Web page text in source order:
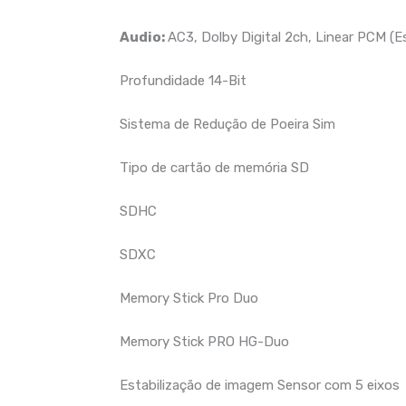
Audio:AC3, Dolby Digital 2ch, Linear PCM
Profundidade 14-Bit
Sistema de Redução de Poeira Sim
Tipo de cartão de memória SD
SDHC
SDXC
Memory Stick Pro Duo
Memory Stick PRO HG-Duo
Estabilização de imagem Sensor com 5 eixos